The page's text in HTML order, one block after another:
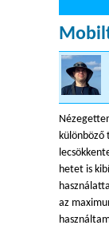
különböző
hetet is
az